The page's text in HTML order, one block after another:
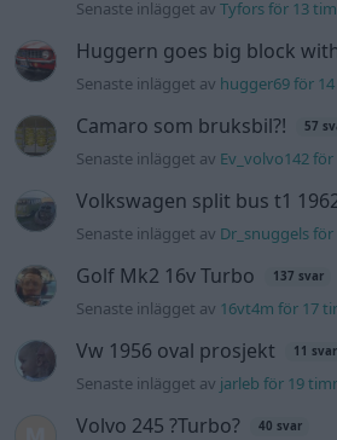
Senaste inlägget avTyfors för 13
Huggern goes big block
Senaste inlägget av hugger69 för
Camaro som bruksbil?! 57
Senaste inlägget av Ev_volvo142
Volkswagen split bus t1
Senaste inlägget av Dr_snuggels
Golf Mk2 16v Turbo 137 svar
Senaste inlägget av 16vt4m för 17
Vw 1956 oval prosjekt 11 svar
Senaste inlägget av jarleb för 19
Volvo 245 ?Turbo? 40 svar